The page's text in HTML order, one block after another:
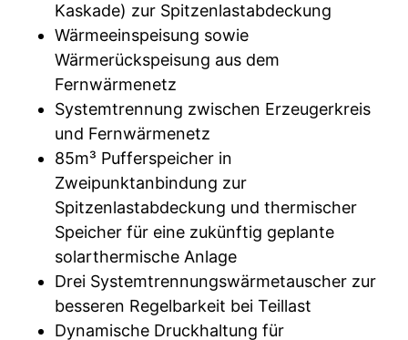
Kaskade) zur Spitzenlastabdeckung
Wärmeeinspeisung sowie
Wärmerückspeisung aus dem
Fernwärmenetz
Systemtrennung zwischen Erzeugerkreis
und Fernwärmenetz
85m³ Pufferspeicher in
Zweipunktanbindung zur
Spitzenlastabdeckung und thermischer
Speicher für eine zukünftig geplante
solarthermische Anlage
Drei Systemtrennungswärmetauscher zur
besseren Regelbarkeit bei Teillast
Dynamische Druckhaltung für